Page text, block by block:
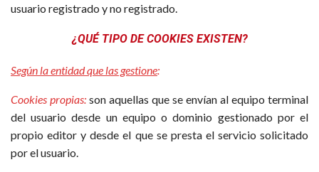
usuario registrado y no registrado.
¿QUÉ TIPO DE COOKIES EXISTEN?
Según la entidad que las gestione:
Cookies propias: son aquellas que se envían al equipo terminal
del usuario desde un equipo o dominio gestionado por el
propio editor y desde el que se presta el servicio solicitado
por el usuario.